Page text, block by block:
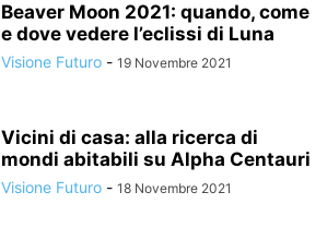
Beaver Moon 2021: quando, come
e dove vedere l’eclissi di Luna
Visione Futuro - 19 Novembre 2021
Vicini di casa: alla ricerca di
mondi abitabili su Alpha Centauri
Visione Futuro - 18 Novembre 2021